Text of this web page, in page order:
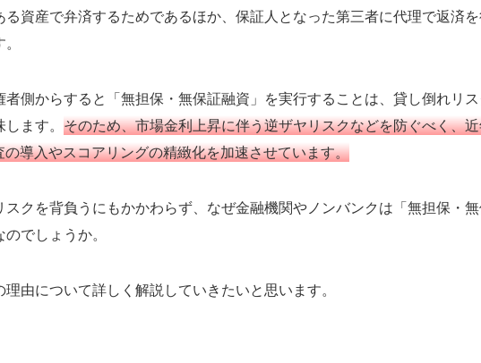
る資産で弁済するためであるほか、保証人となった第三者に代理で返済
者側からすると「無担保・無保証融資」を実行することは、貸し倒れリ
ます。 そのため、市場金利上昇に伴う逆ザヤリスクなどを防ぐべく、
の導入やスコアリングの精緻化を加速させています。
スクを背負うにもかかわらず、なぜ金融機関やノンバンクは「無担保・無
でしょうか。
由について詳しく解説していきたいと思います。